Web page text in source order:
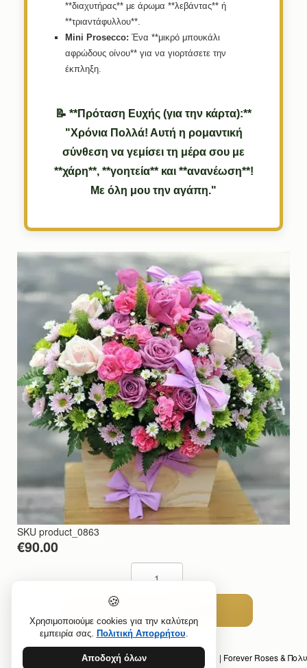
**διαχυτήρας** με άρωμα **λεβάντας** ή
**τριαντάφυλλου**.
Mini Prosecco: Ένα **μικρό μπουκάλι
αφρώδους οίνου** για να γιορτάσετε την
έκπληξη.
📝 **Πρόταση Ευχής (για την κάρτα):**
"Χρόνια Πολλά! Αυτή η ρομαντική
σύνθεση να γεμίσει τη μέρα σου με
**χάρη**, **γοητεία** και **ανανέωση**!
Με όλη μου την αγάπη."
SKU product_0863
€90.00
Προηγούμενο άρθρο: Premium Δώρα για Γιορτή | Forever Roses &
🍪
Χρησιμοποιούμε cookies για την καλύτερη
εμπειρία σας. Πολιτική Απορρήτου.
Αποδοχή όλων